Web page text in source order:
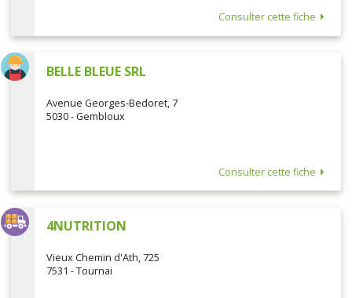
Consulter cette fiche
BELLE BLEUE SRL
Avenue Georges-Bedoret, 7
5030 - Gembloux
Consulter cette fiche
4NUTRITION
Vieux Chemin d'Ath, 725
7531 - Tournai